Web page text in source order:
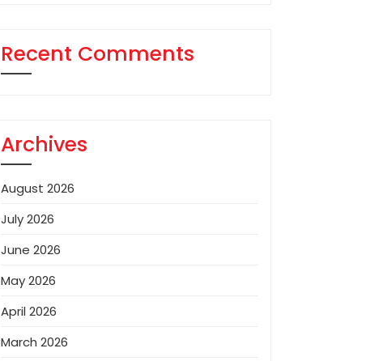
Recent Comments
Archives
August 2026
July 2026
June 2026
May 2026
April 2026
March 2026